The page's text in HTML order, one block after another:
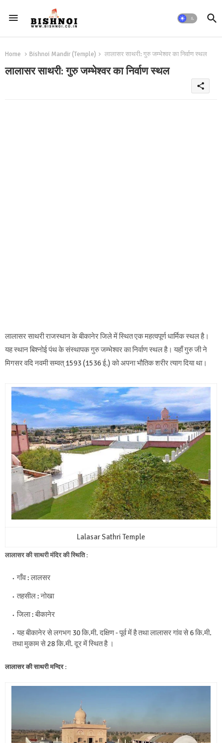
Home Bishnoi Mandir (Temple) लालासर साथरी: गुरु जम्भेश्वर का निर्वाण स्थल
लालासर साथरी: गुरु जम्भेश्वर का निर्वाण स्थल
share
लालासर साथरी राजस्थान के बीकानेर जिले में स्थित एक महत्वपूर्ण धार्मिक स्थल है।
यह स्थान बिश्नोई पंथ के संस्थापक गुरु जम्भेश्वर का निर्वाण स्थल है। यहाँ गुरु जी ने
मिगसर वदि नवमी सम्वत् 1593 (1536 ई.) को अपना भौतिक शरीर त्याग दिया था।
Lalasar Sathri Temple
लालासर की साथरी मंदिर की स्थिति :
गाँव : लालसर
तहसील : नोखा
जिला : बीकानेर
यह बीकानेर से लगभग 30 कि.मी. दक्षिण - पूर्व में है तथा लालासर गांव से 6 कि.मी.
तथा मुकाम से 28 कि.मी. दूर में स्थित है ।
लालासर की साथरी मन्दिर :